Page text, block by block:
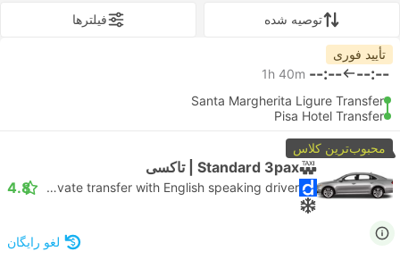
توصیه شده فیلتر‌ها
تأیید فوری
--:--
--:--
1h 40m
Santa Margherita Ligure Transfer
Pisa Hotel Transfer
محبوب‌ترین کلاس
Standard 3pax | تاکسی
Daytrip private transfer with English speaking driver
4.8
لغو رایگان